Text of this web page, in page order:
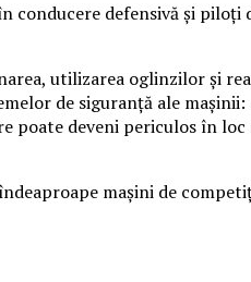
defensivă și
utilizarea oglinzilor și
de siguranță ale
deveni periculos în
mașini de